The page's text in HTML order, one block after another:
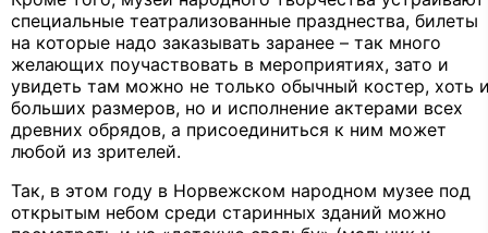
специальные театрализованные празднества, билеты
на которые надо заказывать заранее – так много
желающих поучаствовать в мероприятиях, зато и
увидеть там можно не только обычный костер, хоть
больших размеров, но и исполнение актерами всех
древних обрядов, а присоединиться к ним может
любой из зрителей.
Так, в этом году в Норвежском народном музее под
открытым небом среди старинных зданий можно